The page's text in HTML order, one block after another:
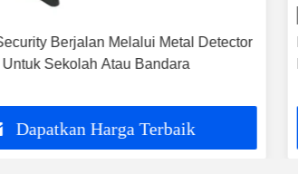
Berjalan Melalui Metal Detector
Sekolah Atau Bandara
Dapatkan Harga Terbaik